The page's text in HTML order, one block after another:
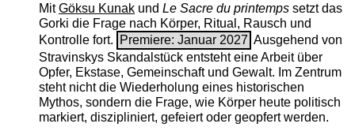
MitGöksu Kunakund Le Sacre du printempssetzt das
Gorki die Frage nach Körper, Ritual, Rausch und
Kontrolle fort.
Premiere: Januar 2027 Ausgehend von
Stravinskys Skandalstück entsteht eine Arbeit über
Opfer, Ekstase, Gemeinschaft und Gewalt. Im Zentrum
steht nicht die Wiederholung eines historischen
Mythos, sondern die Frage, wie Körper heute politisch
markiert, diszipliniert, gefeiert oder geopfert werden.